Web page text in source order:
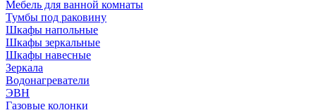
Мебель для ванной комнаты
Тумбы под раковину
Шкафы напольные
Шкафы зеркальные
Шкафы навесные
Зеркала
Водонагреватели
ЭВН
Газовые колонки